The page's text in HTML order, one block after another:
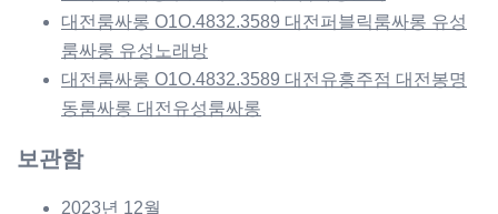
대전룸싸롱 O1O.4832.3589 대전퍼블릭룸싸롱 유성
룸싸롱 유성노래방
대전룸싸롱 O1O.4832.3589 대전유흥주점 대전봉명
동룸싸롱 대전유성룸싸롱
보관함
2023년 12월